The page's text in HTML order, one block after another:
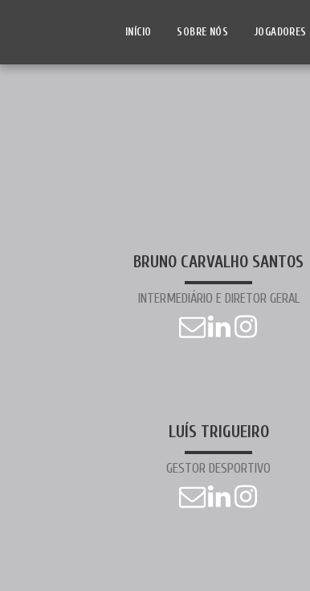
INÍCIO SOBRE NÓS JOGADORES
BRUNO CARVALHO SANTOS
INTERMEDIÁRIO E DIRETOR GERAL
LUÍS TRIGUEIRO
GESTOR DESPORTIVO